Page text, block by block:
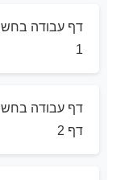
דף עבודה
1
דף עבודה
דף 2